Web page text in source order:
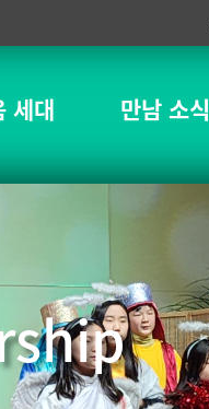
세대 만남 소식